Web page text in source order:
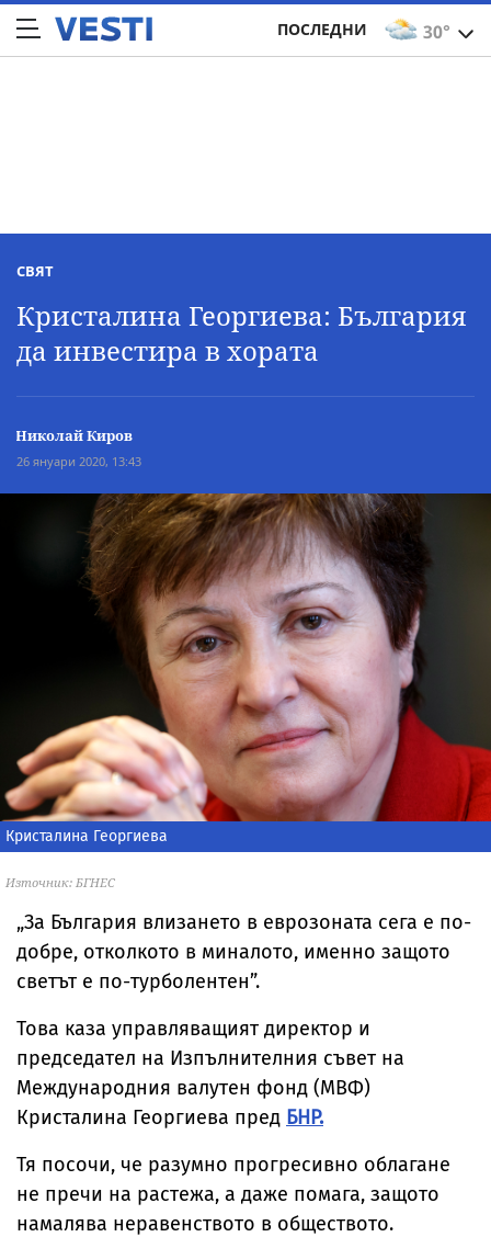
30°
ПОСЛЕДНИ
СВЯТ
Кристалина Георгиева: България
да инвестира в хората
Николай Киров
26 януари 2020, 13:43
Кристалина Георгиева
Източник: БГНЕС
„За България влизането в еврозоната сега е по-
добре, отколкото в миналото, именно защото
светът е по-турболентен”.
Това каза управляващият директор и
председател на Изпълнителния съвет на
Международния валутен фонд (МВФ)
Кристалина Георгиева пред БНР.
Тя посочи, че разумно прогресивно облагане
не пречи на растежа, а даже помага, защото
намалява неравенството в обществото.